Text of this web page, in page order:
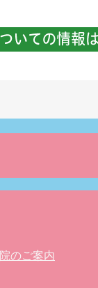
のご案内